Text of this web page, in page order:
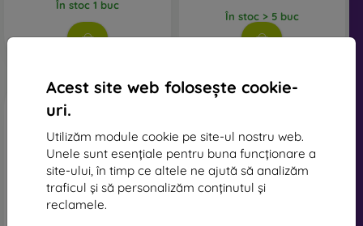
Acest site web folosește cookie-
uri.
Utilizăm module cookie pe site-ul nostru web.
Unele sunt esențiale pentru buna funcționare a
site-ului, în timp ce altele ne ajută să analizăm
traficul și să personalizăm conținutul și
reclamele.
În stoc 1 buc
În stoc > 5 buc